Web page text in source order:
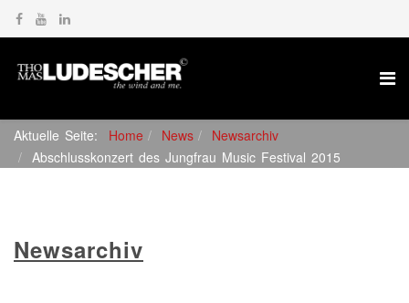
Aktuelle Seite: Home News
Newsarchiv
Abschlusskonzert des Jungfrau Music Festival 2015
Newsarchiv